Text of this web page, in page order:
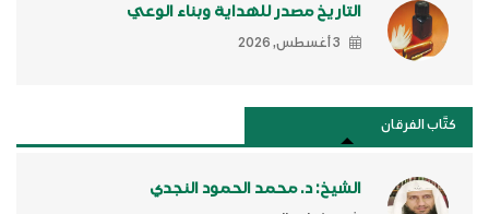
التاريخ مصدر للهداية وبناء الوعي
3 أغسطس, 2026
كتَّاب الفرقان
الشيخ: د. محمد الحمود النجدي